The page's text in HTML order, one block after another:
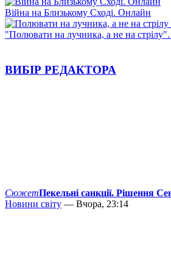
Війна на Близькому Сході. Онлайн
"Полювати на лучника, а не на стрілу".
ВИБІР РЕДАКТОРА
СюжетПекельні санкції. Рішення
Новини світу — Вчора, 23:14